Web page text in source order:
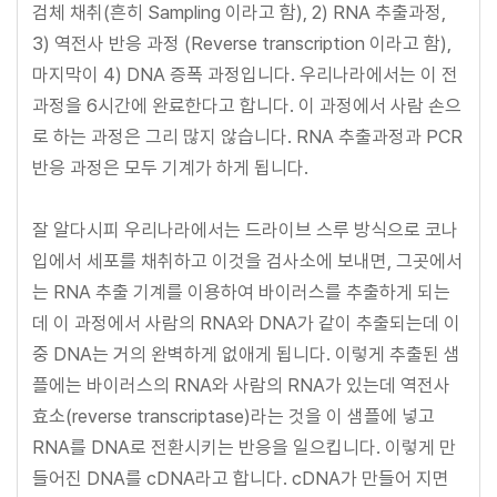
검체 채취(흔히 Sampling 이라고 함), 2) RNA 추출과정,
3) 역전사 반응 과정 (Reverse transcription 이라고 함),
마지막이 4) DNA 증폭 과정입니다. 우리나라에서는 이 전
과정을 6시간에 완료한다고 합니다. 이 과정에서 사람 손으
로 하는 과정은 그리 많지 않습니다. RNA 추출과정과 PCR
반응 과정은 모두 기계가 하게 됩니다.
잘 알다시피 우리나라에서는 드라이브 스루 방식으로 코나
입에서 세포를 채취하고 이것을 검사소에 보내면, 그곳에서
는 RNA 추출 기계를 이용하여 바이러스를 추출하게 되는
데 이 과정에서 사람의 RNA와 DNA가 같이 추출되는데 이
중 DNA는 거의 완벽하게 없애게 됩니다. 이렇게 추출된 샘
플에는 바이러스의 RNA와 사람의 RNA가 있는데 역전사
효소(reverse transcriptase)라는 것을 이 샘플에 넣고
RNA를 DNA로 전환시키는 반응을 일으킵니다. 이렇게 만
들어진 DNA를 cDNA라고 합니다. cDNA가 만들어 지면